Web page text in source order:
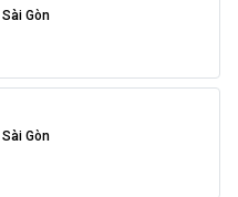
Gòn
Gòn